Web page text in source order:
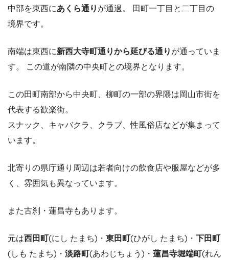
中部を東西にあくら通り が通過。 田町一丁目と二丁目の
境界です。
南端は東西に新西大寺町通りから延びる通り が通っていま
す。 この道が南隣の中央町との境界となります。
この田町南部から中央町、柳町の一部の界隈は岡山市街を
代表する歓楽街。
スナック、キャバクラ、クラブ、性風俗店などが集まって
います。
北寄りの県庁通り周辺は若者向けの飲食店や服屋などが多
く、雰囲気も異なっています。
また古刹・蓮昌寺もあります。
元は西田町(にし たまち)・ 東田町(ひがし たまち)・ 下田町
(しも たまち)・ 淡路町(あわじちょう)・ 蓮昌寺堀端町(れん